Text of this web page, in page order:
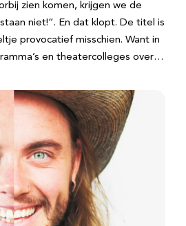
zien komen, krijgen we de
niet!”. En dat klopt. De titel is
provocatief misschien. Want in
en theatercolleges over…